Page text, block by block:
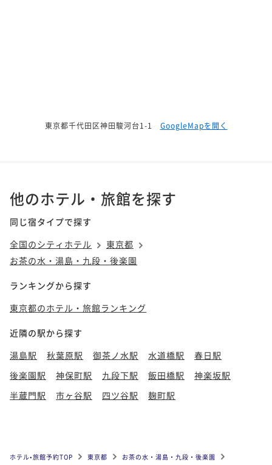
東京都千代田区神田駿河台1-1 GoogleMapを開く
他のホテル・旅館を探す
同じ宿タイプで探す
全国のシティホテル
東京都
お茶の水・湯島・九段・後楽園
ランキングから探す
東京都のホテル・旅館ランキング
近隣の駅から探す
湯島駅
秋葉原駅 御茶ノ水駅 水道橋駅
春日駅
後楽園駅
神保町駅 九段下駅 飯田橋駅
神楽坂駅
半蔵門駅
市ヶ谷駅 四ツ谷駅 麹町駅
ホテル•旅館予約TOP 東京都
お茶の水・湯島・九段・後楽園